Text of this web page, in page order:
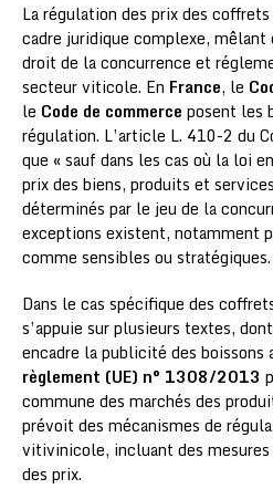
La régulation des prix des
cadre juridique complexe,
droit de la concurrence et
secteur viticole. En France, le
le Code de commerce posent les
régulation. L’article L. 410-2 du
que « sauf dans les cas où la loi
prix des biens, produits et
déterminés par le jeu de la
exceptions existent, notamment
comme sensibles ou stratégiques.
Dans le cas spécifique des
s’appuie sur plusieurs textes,
encadre la publicité des
règlement (UE) n° 1308/2013
commune des marchés des
prévoit des mécanismes de
vitivinicole, incluant des
des prix.